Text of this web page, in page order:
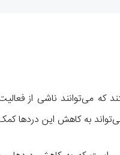
که می‌توانند ناشی از
به کاهش این دردها